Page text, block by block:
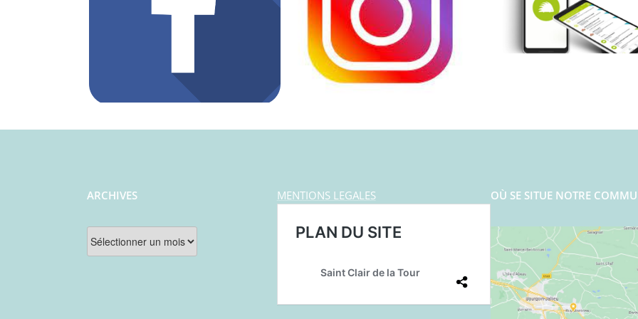
ARCHIVES
Archives
MENTIONS LEGALES OÙ SE SITUE NOTRE